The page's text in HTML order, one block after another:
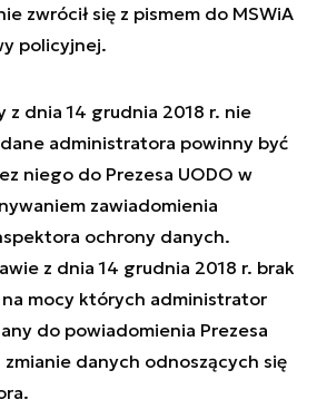
zwrócił się z pismem do MSWiA
policyjnej.
z dnia 14 grudnia 2018 r. nie
administratora powinny być
niego do Prezesa UODO w
zawiadomienia
ochrony danych.
z dnia 14 grudnia 2018 r. brak
mocy których administrator
do powiadomienia Prezesa
zmianie danych odnoszących się